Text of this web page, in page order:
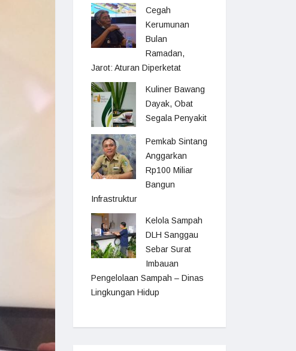
Cegah
Kerumunan
Bulan
Ramadan,
Jarot: Aturan Diperketat
Kuliner Bawang
Dayak, Obat
Segala Penyakit
Pemkab Sintang
Anggarkan
Rp100 Miliar
Bangun
Infrastruktur
Kelola Sampah
DLH Sanggau
Sebar Surat
Imbauan
Pengelolaan Sampah – Dinas
Lingkungan Hidup